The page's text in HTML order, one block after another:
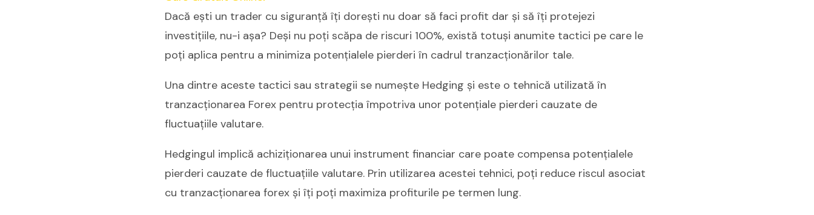
Dacă ești un trader cu siguranță îți dorești nu doar să faci profit dar și să îți protejezi
investițiile, nu-i așa? Deși nu poți scăpa de riscuri 100%, există totuși anumite tactici pe care le
poți aplica pentru a minimiza potențialele pierderi în cadrul tranzacționărilor tale.
Una dintre aceste tactici sau strategii se numește Hedging și este o tehnică utilizată în
tranzacționarea Forex pentru protecția împotriva unor potențiale pierderi cauzate de
fluctuațiile valutare.
Hedgingul implică achiziționarea unui instrument financiar care poate compensa potențialele
pierderi cauzate de fluctuațiile valutare. Prin utilizarea acestei tehnici, poți reduce riscul asociat
cu tranzacționarea forex și îți poți maximiza profiturile pe termen lung.